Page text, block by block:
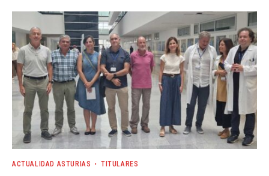
ACTUALIDAD ASTURIAS TITULARES